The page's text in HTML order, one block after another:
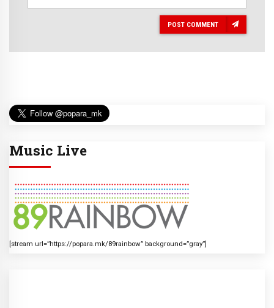
POST COMMENT
Music Live
[stream url=”https://popara.mk/89rainbow” background=”gray”]